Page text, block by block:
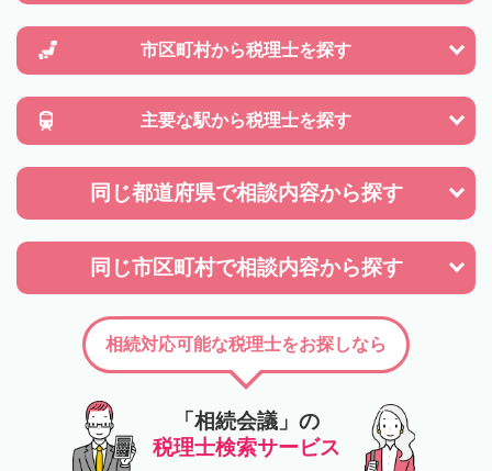
市区町村から税理士を探す
主要な駅から税理士を探す
同じ都道府県で相談内容から探す
同じ市区町村で相談内容から探す
「相続会議」の
税理士検索サービス
相続対応可能な税理士をお探しなら